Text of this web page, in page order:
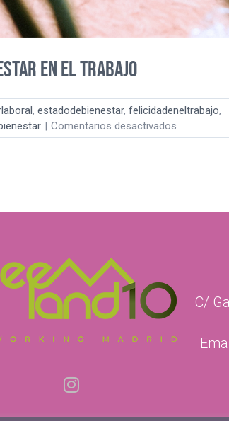
EN EL TRABAJO
, estadodebienestar, felicidadeneltrabajo,
| Comentarios desactivados
LO
C/